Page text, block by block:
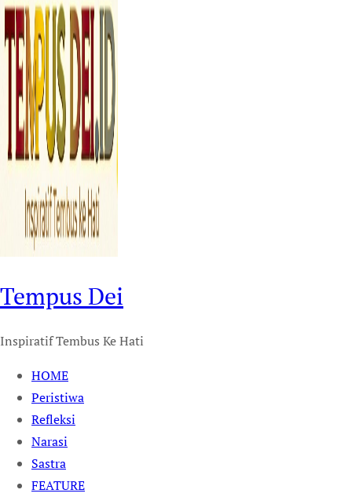
Tempus Dei
Inspiratif Tembus Ke Hati
HOME
Peristiwa
Refleksi
Narasi
Sastra
FEATURE